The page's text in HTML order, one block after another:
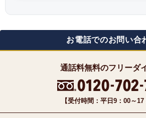
お電話でのお問い合
通話料無料のフリーダ
【受付時間：平日9：00～17